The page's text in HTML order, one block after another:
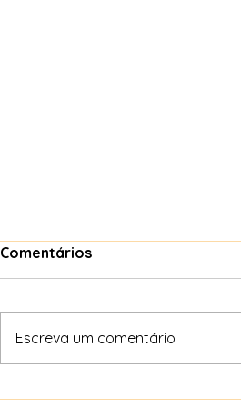
Comentários
Escreva um comentário